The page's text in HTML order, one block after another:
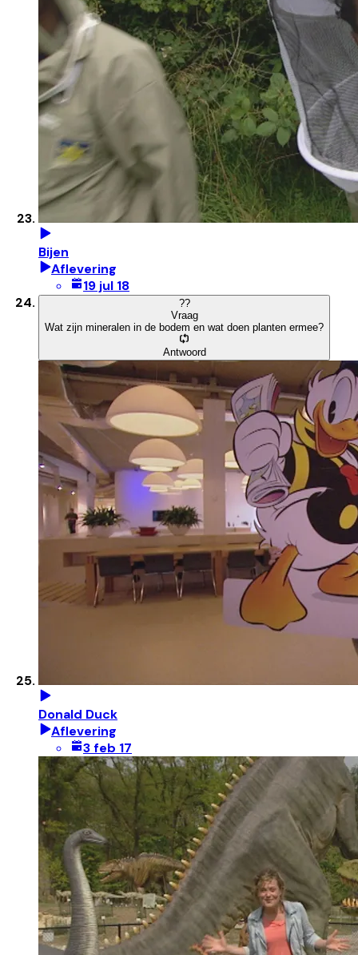
Bijen
Aflevering
19 jul 18
??
Vraag
Wat zijn mineralen in de bodem en wat doen planten ermee?
Antwoord
Donald Duck
Aflevering
3 feb 17